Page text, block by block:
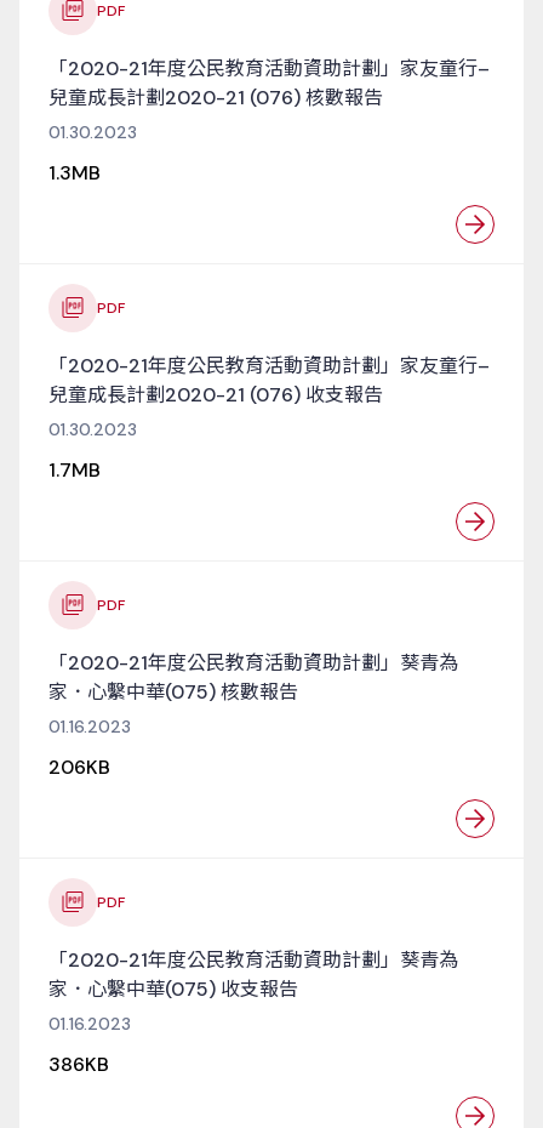
PDF
「2020-21年度公民教育活動資助計劃」家友童行–
兒童成長計劃2020-21 (076) 核數報告
01.30.2023
1.3MB
PDF
「2020-21年度公民教育活動資助計劃」家友童行–
兒童成長計劃2020-21 (076) 收支報告
01.30.2023
1.7MB
PDF
「2020-21年度公民教育活動資助計劃」葵青為
家．心繫中華(075) 核數報告
01.16.2023
206KB
PDF
「2020-21年度公民教育活動資助計劃」葵青為
家．心繫中華(075) 收支報告
01.16.2023
386KB